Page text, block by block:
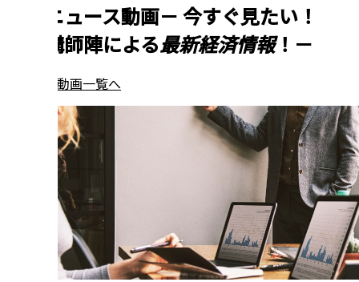
新着ニュース動画－ 今すぐ見たい！
一流講師陣による最新経済情報！ －
ニュース動画一覧へ